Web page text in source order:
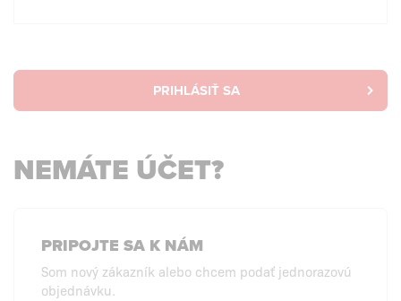
PRIHLÁSIŤ SA
NEMÁTE ÚČET?
PRIPOJTE SA K NÁM
Som nový zákazník alebo chcem podať jednorazovú
objednávku.